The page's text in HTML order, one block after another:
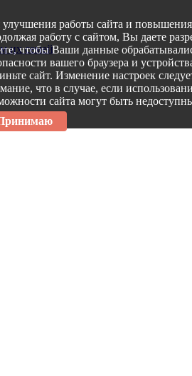
их семей
улучшения работы сайта и
работу с сайтом, Вы даете
чтобы Ваши данные
вашего браузера и
сайт. Изменение настроек
что в случае, если
сайта могут быть